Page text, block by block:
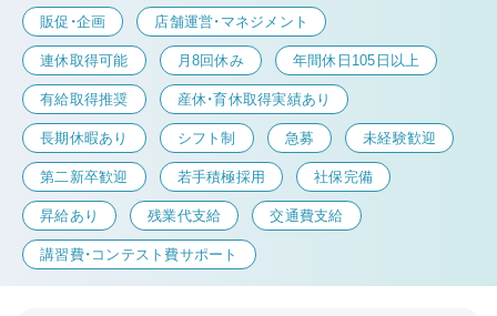
販促・企画 店舗運営・マネジメント
連休取得可能 月8回休み 年間休日105日以上
有給取得推奨 産休・育休取得実績あり
長期休暇あり シフト制 急募 未経験歓迎
第二新卒歓迎 若手積極採用 社保完備
昇給あり 残業代支給 交通費支給
講習費・コンテスト費サポート